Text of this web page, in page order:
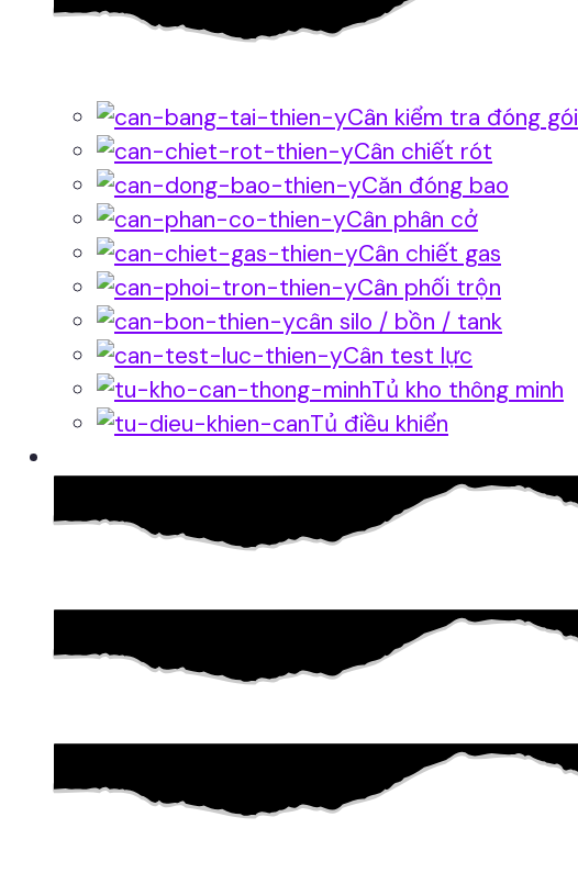
Cân kiểm tra đóng gói
Cân chiết rót
Căn đóng bao
Cân phân cở
Cân chiết gas
Cân phối trộn
cân silo / bồn / tank
Cân test lực
Tủ kho thông minh
Tủ điều khiển